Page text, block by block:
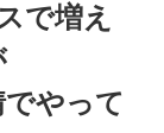
で増え
やって